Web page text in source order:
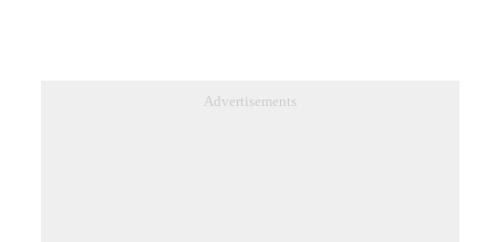
Advertisements